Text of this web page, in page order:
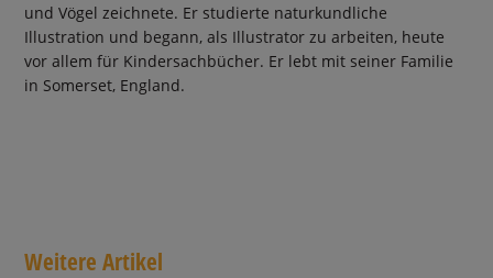
und Vögel zeichnete. Er studierte naturkundliche
Illustration und begann, als Illustrator zu arbeiten, heute
vor allem für Kindersachbücher. Er lebt mit seiner Familie
in Somerset, England.
Weitere Artikel